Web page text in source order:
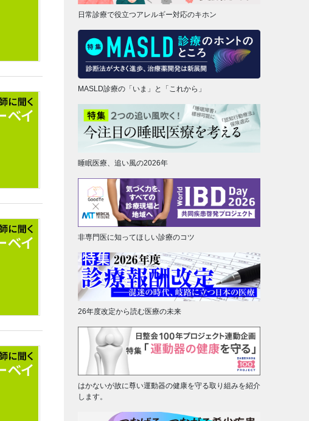
日常診療で役立つアレルギー対応のキホン
MASLD診療の「いま」と「これから」
睡眠医療、追い風の2026年
非専門医に知ってほしい診療のコツ
26年度改定から読む医療の未来
はかないが故に尊い運動器の健康を守る取り組みを紹介
します。